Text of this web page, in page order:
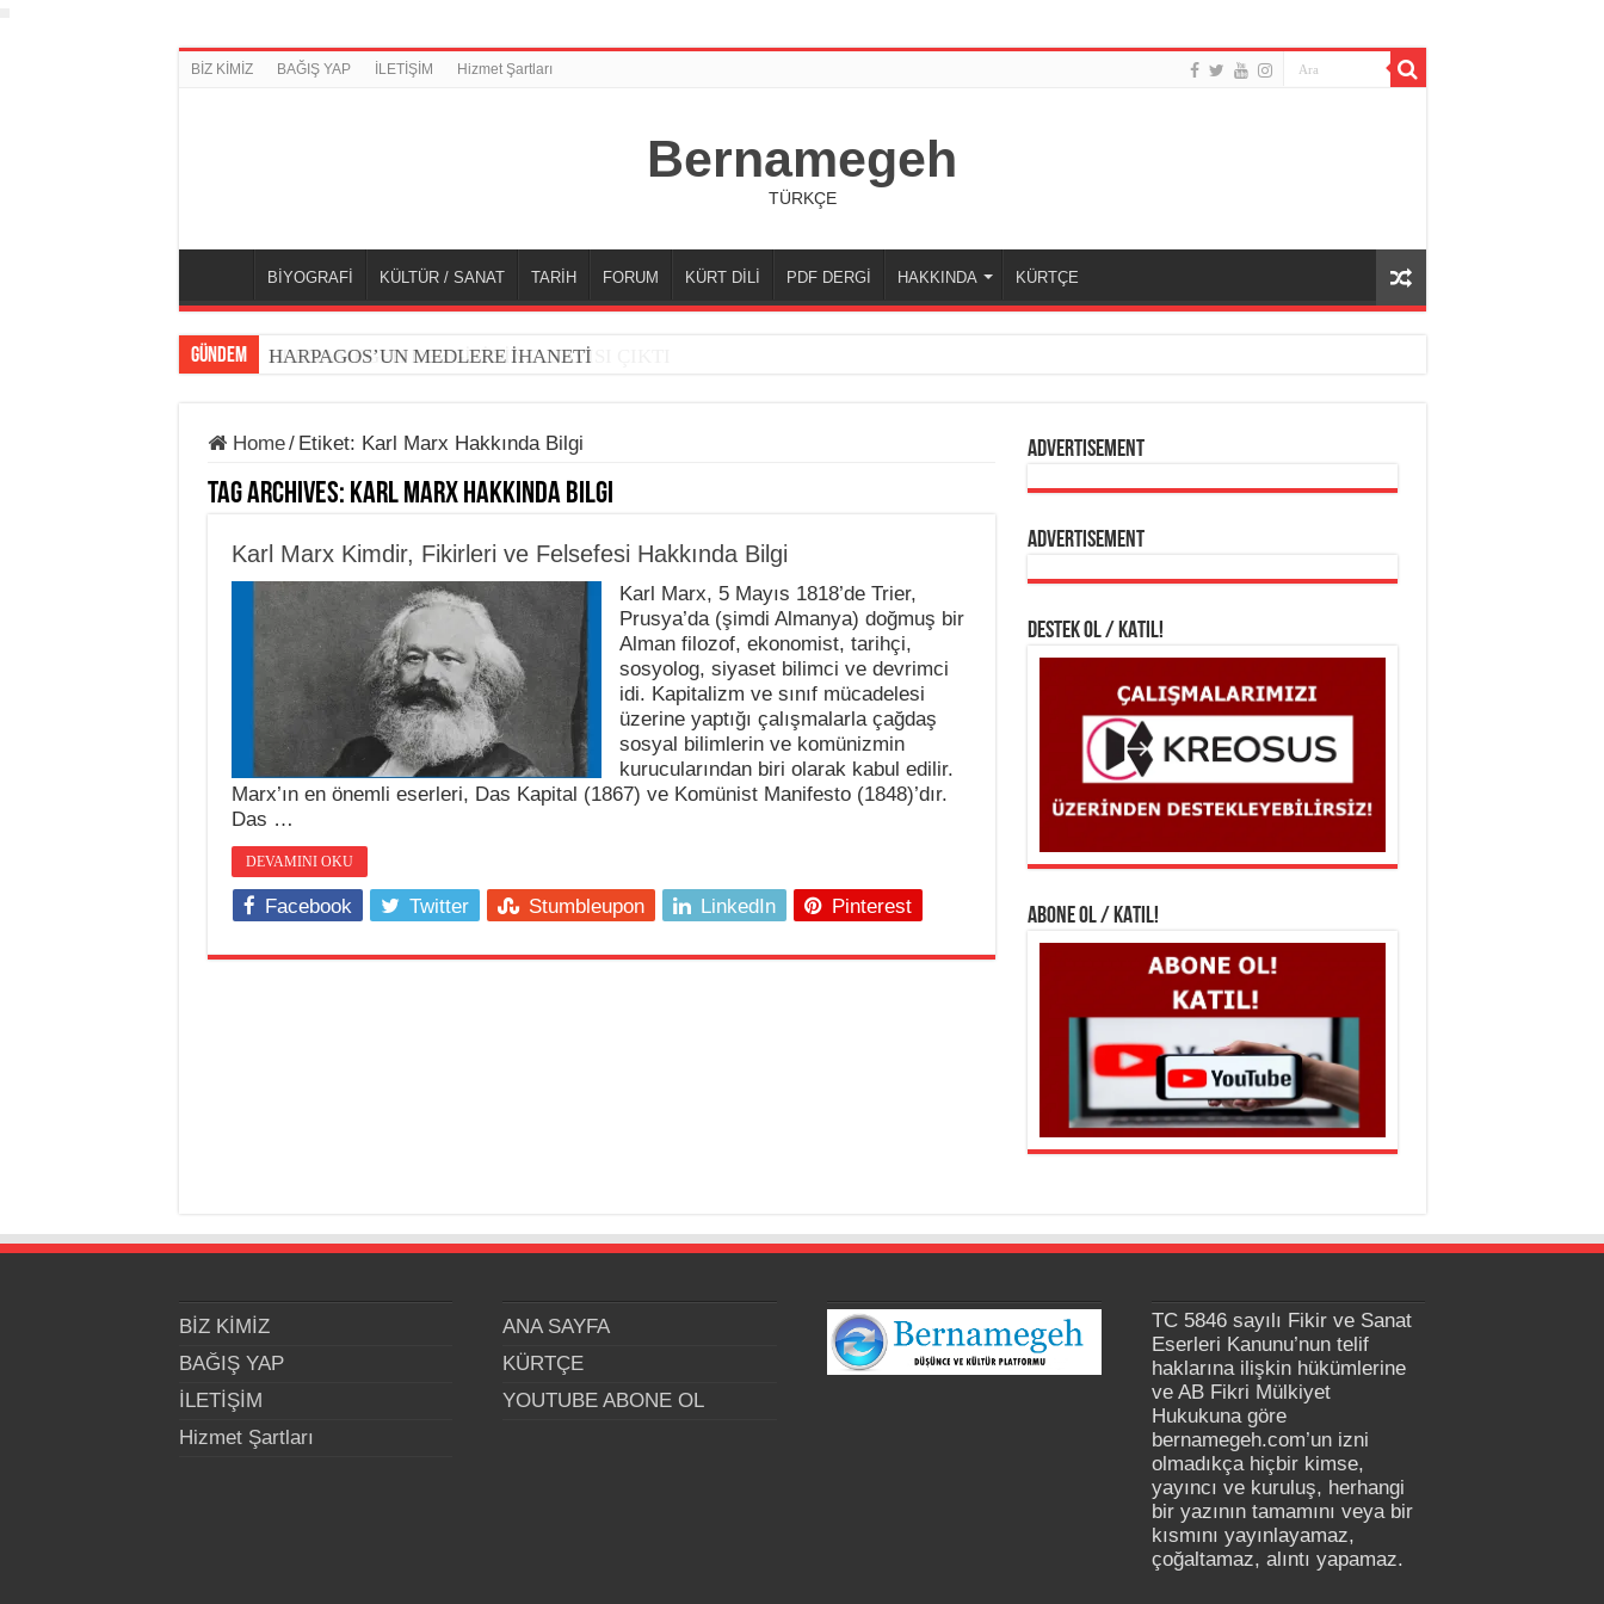
BİZ KİMİZ BAĞIŞ YAP İLETİŞİM Hizmet Şartları
Bernamegeh
TÜRKÇE
BİYOGRAFİ KÜLTÜR / SANAT TARİH FORUM KÜRT DİLİ PDF DERGİ HAKKINDA KÜRTÇE
GÜNDEM HARPAGOS’UN MEDLERE İHANETİ
Home/ Etiket: Karl Marx Hakkında Bilgi
Tag Archives: Karl Marx Hakkında Bilgi
Karl Marx Kimdir, Fikirleri ve Felsefesi Hakkında Bilgi
Karl Marx, 5 Mayıs 1818’de Trier,
Prusya’da (şimdi Almanya) doğmuş bir
Alman filozof, ekonomist, tarihçi,
sosyolog, siyaset bilimci ve devrimci
idi. Kapitalizm ve sınıf mücadelesi
üzerine yaptığı çalışmalarla çağdaş
sosyal bilimlerin ve komünizmin
kurucularından biri olarak kabul edilir.
Marx’ın en önemli eserleri, Das Kapital (1867) ve Komünist Manifesto (1848)’dır.
Das …
DEVAMINI OKU
Facebook Twitter Stumbleupon LinkedIn Pinterest
Advertisement
Advertisement
DESTEK OL / KATIL!
ABONE OL / KATIL!
BİZ KİMİZ
BAĞIŞ YAP
İLETİŞİM
Hizmet Şartları
ANA SAYFA
KÜRTÇE
YOUTUBE ABONE OL
TC 5846 sayılı Fikir ve Sanat
Eserleri Kanunu’nun telif
haklarına ilişkin hükümlerine
ve AB Fikri Mülkiyet
Hukukuna göre
bernamegeh.com’un izni
olmadıkça hiçbir kimse,
yayıncı ve kuruluş, herhangi
bir yazının tamamını veya bir
kısmını yayınlayamaz,
çoğaltamaz, alıntı yapamaz.